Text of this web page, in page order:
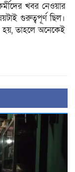
খবর নেওয়ার
গুরুত্বপূর্ণ ছিল।
হয়, তাহলে অনেকেই